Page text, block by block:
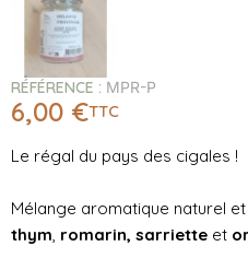
RÉFÉRENCE MPR-P
6,00 €TTC
Le régal du pays des cigales !
Mélange aromatique naturel
thym, romarin, sarriette et